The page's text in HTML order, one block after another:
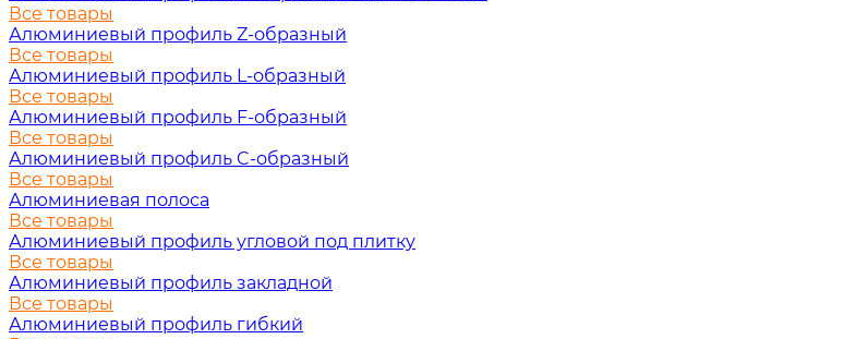
Все товары
Алюминиевый профиль Z-образный
Все товары
Алюминиевый профиль L-образный
Все товары
Алюминиевый профиль F-образный
Все товары
Алюминиевый профиль C-образный
Все товары
Алюминиевая полоса
Все товары
Алюминиевый профиль угловой под плитку
Все товары
Алюминиевый профиль закладной
Все товары
Алюминиевый профиль гибкий